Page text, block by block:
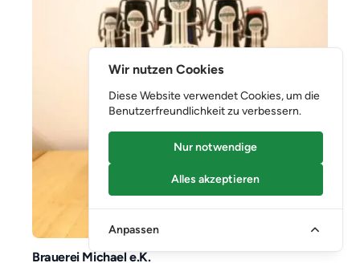
Brauerei Michael e.K.
Wir nutzen Cookies
Diese Website verwendet Cookies, um die
Benutzerfreundlichkeit zu verbessern.
Nur notwendige
Alles akzeptieren
Anpassen